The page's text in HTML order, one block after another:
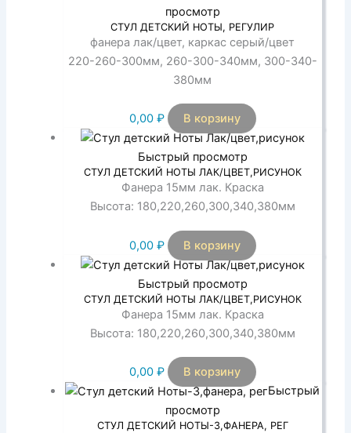
просмотр
СТУЛ ДЕТСКИЙ НОТЫ, РЕГУЛИР
фанера лак/цвет, каркас серый/цвет
220-260-300мм, 260-300-340мм, 300-340-
380мм
0,00 ₽ В корзину
Быстрый просмотр
СТУЛ ДЕТСКИЙ НОТЫ ЛАК/ЦВЕТ,РИСУНОК
Фанера 15мм лак. Краска
Высота: 180,220,260,300,340,380мм
0,00 ₽ В корзину
Быстрый просмотр
СТУЛ ДЕТСКИЙ НОТЫ ЛАК/ЦВЕТ,РИСУНОК
Фанера 15мм лак. Краска
Высота: 180,220,260,300,340,380мм
0,00 ₽
В корзину
Быстрый
просмотр
СТУЛ ДЕТСКИЙ НОТЫ-3,ФАНЕРА, РЕГ